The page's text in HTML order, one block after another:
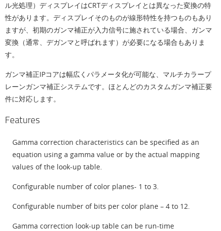
ル光処理）ディスプレイはCRTディスプレイとは異なった変換の特
性があります。ディスプレイそのものが線形特性を持つものもあり
ますが、初期のガンマ補正が入力信号に施されている場合、ガンマ
変換（通常、デガンマと呼ばれます）が必要になる場合もありま
す。
ガンマ補正IPコアは幅広くパラメータ化が可能な、マルチカラープ
レーンガンマ補正システムです。ほとんどのカスタムガンマ補正要
件に対応します。
Features
Gamma correction characteristics can be specified as an
equation using a gamma value or by the actual mapping
values of the look-up table.
Configurable number of color planes- 1 to 3.
Configurable number of bits per color plane – 4 to 12.
Gamma correction look-up table can be run-time